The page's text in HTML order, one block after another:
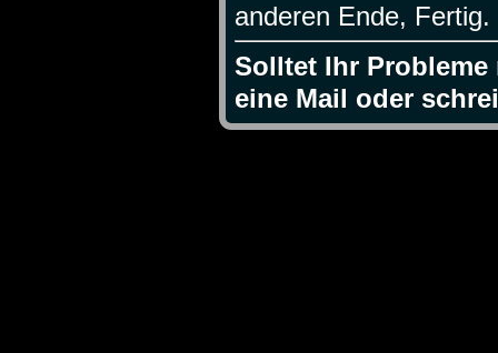
anderen Ende, Fertig.
Solltet Ihr
eine Mail oder